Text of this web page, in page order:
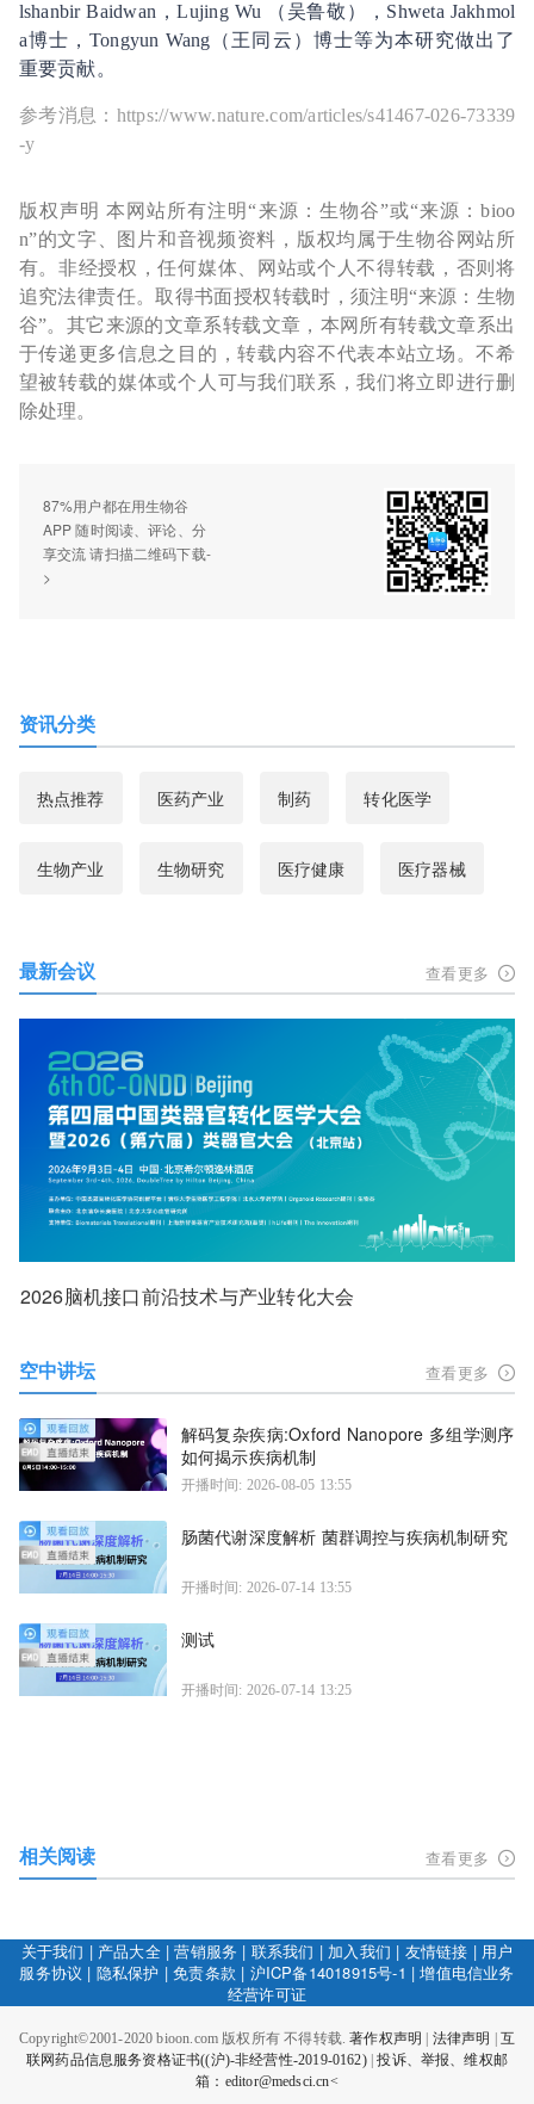
lshanbir Baidwan，Lujing Wu （吴鲁敬），Shweta Jakhmol
a博士，Tongyun Wang（王同云）博士等为本研究做出了
重要贡献。
参考消息：https://www.nature.com/articles/s41467-026-73339
-y
版权声明 本网站所有注明“来源：生物谷”或“来源：bioo
n”的文字、图片和音视频资料，版权均属于生物谷网站所
有。非经授权，任何媒体、网站或个人不得转载，否则将
追究法律责任。取得书面授权转载时，须注明“来源：生物
谷”。其它来源的文章系转载文章，本网所有转载文章系出
于传递更多信息之目的，转载内容不代表本站立场。不希
望被转载的媒体或个人可与我们联系，我们将立即进行删
除处理。
87%用户都在用生物谷
APP 随时阅读、评论、分
享交流 请扫描二维码下载-
>
资讯分类
热点推荐 医药产业 制药 转化医学
生物产业 生物研究 医疗健康 医疗器械
最新会议 查看更多
2026脑机接口前沿技术与产业转化大会
空中讲坛 查看更多
解码复杂疾病:Oxford Nanopore 多组学测序
如何揭示疾病机制
开播时间: 2026-08-05 13:55
肠菌代谢深度解析 菌群调控与疾病机制研究
开播时间: 2026-07-14 13:55
测试
开播时间: 2026-07-14 13:25
相关阅读 查看更多
关于我们 | 产品大全|营销服务 | 联系我们 | 加入我们 | 友情链接 | 用户
服务协议 | 隐私保护 |免责条款 | 沪ICP备14018915号-1 |增值电信业务
经营许可证
Copyright©2001-2020 bioon.com 版权所有 不得转载.著作权声明 | 法律声明 | 互
联网药品信息服务资格证书((沪)-非经营性-2019-0162)|投诉、举报、维权邮
箱：editor@medsci.cn<